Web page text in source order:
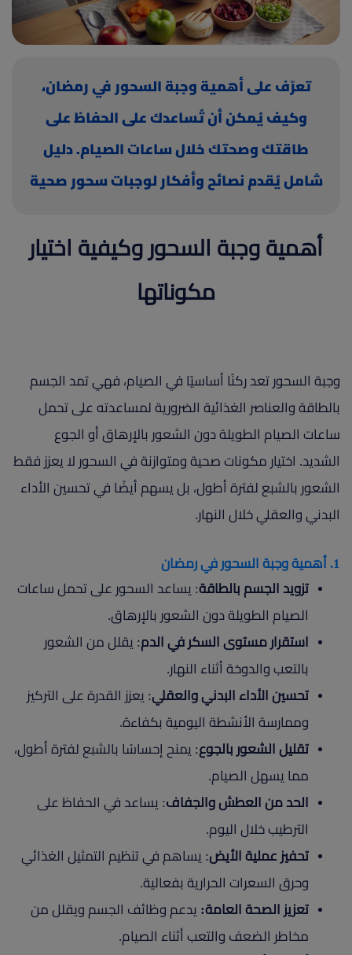
أعلن معنا(current)
تعرّف على أهمية وجبة السحور في رمضان،
وكيف يُمكن أن تُساعدك على الحفاظ على
طاقتك وصحتك خلال ساعات الصيام. دليل
شامل يُقدم نصائح وأفكار لوجبات سحور صحية
أهمية وجبة السحور وكيفية اختيار
مكوناتها
وجبة السحور تعد ركنًا أساسيًا في الصيام، فهي تمد الجسم
بالطاقة والعناصر الغذائية الضرورية لمساعدته على تحمل
ساعات الصيام الطويلة دون الشعور بالإرهاق أو الجوع
الشديد. اختيار مكونات صحية ومتوازنة في السحور لا يعزز فقط
الشعور بالشبع لفترة أطول، بل يسهم أيضًا في تحسين الأداء
البدني والعقلي خلال النهار.
1. أهمية وجبة السحور في رمضان
تزويد الجسم بالطاقة: يساعد السحور على تحمل ساعات
الصيام الطويلة دون الشعور بالإرهاق.
استقرار مستوى السكر في الدم: يقلل من الشعور
بالتعب والدوخة أثناء النهار.
تحسين الأداء البدني والعقلي: يعزز القدرة على التركيز
وممارسة الأنشطة اليومية بكفاءة.
تقليل الشعور بالجوع: يمنح إحساسًا بالشبع لفترة أطول،
مما يسهل الصيام.
الحد من العطش والجفاف: يساعد في الحفاظ على
الترطيب خلال اليوم.
تحفيز عملية الأيض: يساهم في تنظيم التمثيل الغذائي
وحرق السعرات الحرارية بفعالية.
تعزيز الصحة العامة: يدعم وظائف الجسم ويقلل من
مخاطر الضعف والتعب أثناء الصيام.